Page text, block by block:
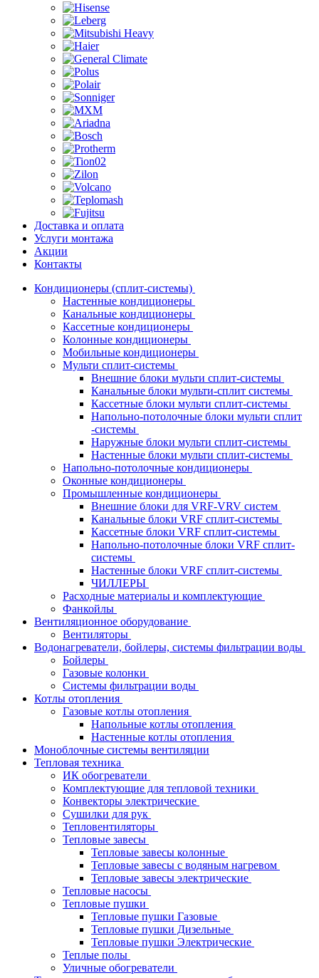
Доставка и оплата
Услуги монтажа
Акции
Контакты
Кондиционеры (сплит-системы)
Настенные кондиционеры
Канальные кондиционеры
Кассетные кондиционеры
Колонные кондиционеры
Мобильные кондиционеры
Мульти сплит-системы
Внешние блоки мульти сплит-системы
Канальные блоки мульти-сплит системы
Кассетные блоки мульти сплит-системы
Напольно-потолочные блоки мульти сплит
-системы
Наружные блоки мульти сплит-системы
Настенные блоки мульти сплит-системы
Напольно-потолочные кондиционеры
Оконные кондиционеры
Промышленные кондиционеры
Внешние блоки для VRF-VRV систем
Канальные блоки VRF сплит-системы
Кассетные блоки VRF сплит-системы
Напольно-потолочные блоки VRF сплит-
системы
Настенные блоки VRF сплит-системы
ЧИЛЛЕРЫ
Расходные материалы и комплектующие
Фанкойлы
Вентиляционное оборудование
Вентиляторы
Водонагреватели, бойлеры, системы фильтрации воды
Бойлеры
Газовые колонки
Системы фильтрации воды
Котлы отопления
Газовые котлы отопления
Напольные котлы отопления
Настенные котлы отопления
Моноблочные системы вентиляции
Тепловая техника
ИК обогреватели
Комплектующие для тепловой техники
Конвекторы электрические
Сушилки для рук
Тепловентиляторы
Тепловые завесы
Тепловые завесы колонные
Тепловые завесы с водяным нагревом
Тепловые завесы электрические
Тепловые насосы
Тепловые пушки
Тепловые пушки Газовые
Тепловые пушки Дизельные
Тепловые пушки Электрические
Теплые полы
Уличные обогреватели